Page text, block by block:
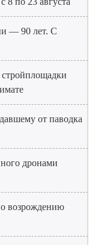
— 90 лет. С
стройплощадки
от паводка
дронами
возрождению